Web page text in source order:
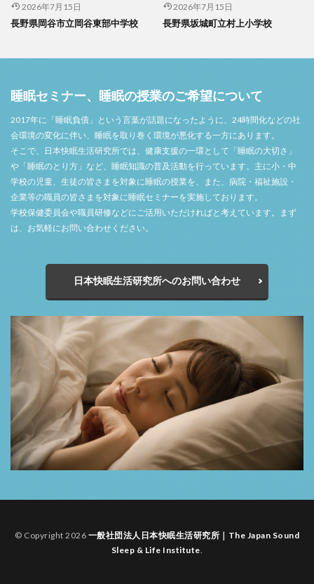
2026年7月15日
長野県岡谷市立岡谷東部中学校
2026年7月15日
長野県坂城町立村上小学校
睡眠セミナー、睡眠の授業のご希望について
2017年に「睡眠負債」という言葉が話題になったように、24時間化などの社
会環境の変化に伴い、睡眠を取り巻く環境が悪化する一方にあります。
そこで、日本快眠生活研究所では、健康支援の一環として「睡眠の大切さ」
や「睡眠のとり方」など、睡眠知識の普及活動を行っています。主に小・中
学校の児童、生徒の皆さまを対象に睡眠の授業を、また、病院・福祉施設・
企業等の職員の皆さまを対象に睡眠セミナーを実施しております。
学校保健委員会や職員研修などにご活用いただければと考えています。まず
は、お気軽にお問い合わせください。
日本快眠生活研究所へのお問い合わせ
© Copyright 2026 一般社団法人日本快眠生活研究所｜The Japan Sound
Sleep & Life Institute